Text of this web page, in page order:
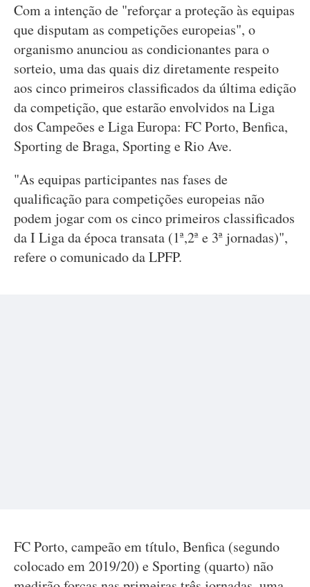
Com a intenção de "reforçar a proteção às equipas
que disputam as competições europeias", o
organismo anunciou as condicionantes para o
sorteio, uma das quais diz diretamente respeito
aos cinco primeiros classificados da última edição
da competição, que estarão envolvidos na Liga
dos Campeões e Liga Europa: FC Porto, Benfica,
Sporting de Braga, Sporting e Rio Ave.
"As equipas participantes nas fases de
qualificação para competições europeias não
podem jogar com os cinco primeiros classificados
da I Liga da época transata (1ª,2ª e 3ª jornadas)",
refere o comunicado da LPFP.
FC Porto, campeão em título, Benfica (segundo
colocado em 2019/20) e Sporting (quarto) não